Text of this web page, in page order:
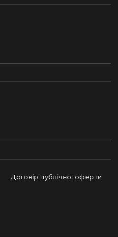
Договір публічної оферти